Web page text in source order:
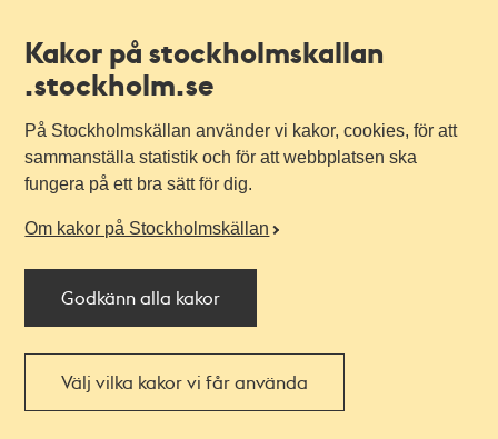
Kakor på stockholmskallan
.stockholm.se
På Stockholmskällan använder vi kakor, cookies, för att
sammanställa statistik och för att webbplatsen ska
fungera på ett bra sätt för dig.
Om kakor på Stockholmskällan
Godkänn alla kakor
Välj vilka kakor vi får använda